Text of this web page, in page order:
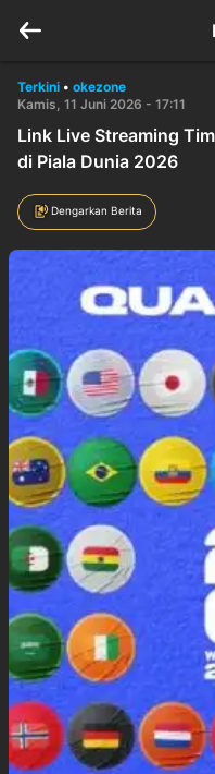
Terkini • okezone
Kamis, 11 Juni 2026 - 17:11
Link Live Streaming
di Piala Dunia 2026
Dengarkan Berita